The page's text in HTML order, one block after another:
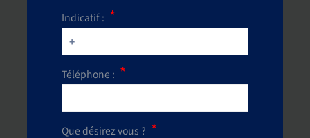
Indicatif :
Téléphone :
Que désirez vous ?